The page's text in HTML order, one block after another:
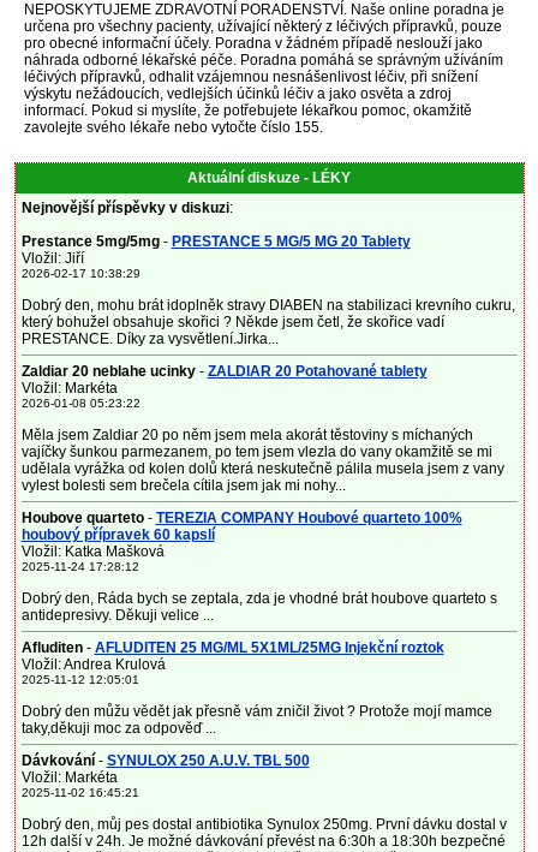
NEPOSKYTUJEME ZDRAVOTNÍ PORADENSTVÍ. Naše online poradna je
určena pro všechny pacienty, užívající některý z léčivých přípravků, pouze
pro obecné informační účely. Poradna v žádném případě neslouží jako
náhrada odborné lékařské péče. Poradna pomáhá se správným užíváním
léčivých přípravků, odhalit vzájemnou nesnášenlivost léčiv, při snížení
výskytu nežádoucích, vedlejších účinků léčiv a jako osvěta a zdroj
informací. Pokud si myslíte, že potřebujete lékařkou pomoc, okamžitě
zavolejte svého lékaře nebo vytočte číslo 155.
Aktuální diskuze - LÉKY
Nejnovější příspěvky v diskuzi:
Prestance 5mg/5mg- PRESTANCE 5 MG/5 MG 20 Tablety
Vložil: Jiří
2026-02-17 10:38:29
Dobrý den, mohu brát idoplněk stravy DIABEN na stabilizaci krevního cukru,
který bohužel obsahuje skořici ? Někde jsem četl, že skořice vadí
PRESTANCE. Díky za vysvětlení.Jirka...
Zaldiar 20 neblahe ucinky- ZALDIAR 20 Potahované tablety
Vložil: Markéta
2026-01-08 05:23:22
Měla jsem Zaldiar 20 po něm jsem mela akorát těstoviny s míchaných
vajíčky šunkou parmezanem, po tem jsem vlezla do vany okamžitě se mi
udělala vyrážka od kolen dolů která neskutečně pálila musela jsem z vany
vylest bolesti sem brečela cítila jsem jak mi nohy...
Houbove quarteto- TEREZIA COMPANY Houbové quarteto 100%
houbový přípravek 60 kapslí
Vložil: Katka Mašková
2025-11-24 17:28:12
Dobrý den, Ráda bych se zeptala, zda je vhodné brát houbove quarteto s
antidepresivy. Děkuji velice ...
Afluditen- AFLUDITEN 25 MG/ML 5X1ML/25MG Injekční roztok
Vložil: Andrea Krulová
2025-11-12 12:05:01
Dobrý den můžu vědět jak přesně vám zničil život ? Protože mojí mamce
taky,děkuji moc za odpověď ...
Dávkování - SYNULOX 250 A.U.V. TBL 500
Vložil: Markéta
2025-11-02 16:45:21
Dobrý den, můj pes dostal antibiotika Synulox 250mg. První dávku dostal v
12h další v 24h. Je možné dávkování převést na 6:30h a 18:30h bezpečné